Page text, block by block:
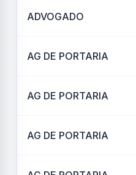
ADVOGADO
AG DE PORTARIA
AG DE PORTARIA
AG DE PORTARIA